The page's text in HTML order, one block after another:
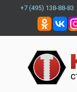
+7 (495) 138-88-83